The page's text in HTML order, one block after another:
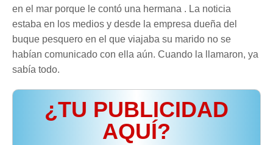
en el mar porque le contó una hermana . La noticia
estaba en los medios y desde la empresa dueña del
buque pesquero en el que viajaba su marido no se
habían comunicado con ella aún. Cuando la llamaron, ya
sabía todo.
¿TU PUBLICIDAD
AQUÍ?